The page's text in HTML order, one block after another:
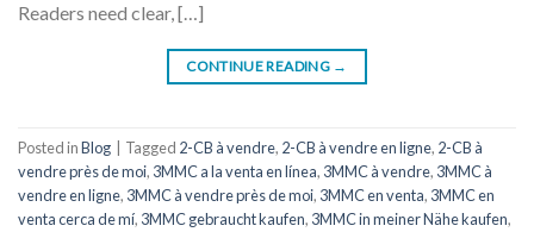
Readers need clear, […]
CONTINUE READING →
Posted inBlog Tagged 2-CB à vendre, 2-CB à vendre en ligne, 2-CB à
vendre près de moi, 3MMC a la venta en línea, 3MMC à vendre, 3MMC à
vendre en ligne, 3MMC à vendre près de moi, 3MMC en venta, 3MMC en
venta cerca de mí, 3MMC gebraucht kaufen, 3MMC in meiner Nähe kaufen,